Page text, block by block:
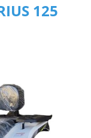
125